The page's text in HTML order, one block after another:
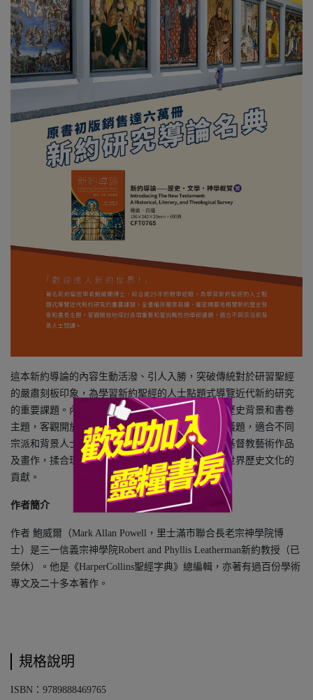
這本新約導論的內容生動活潑、引人入勝，突破傳統對於研習聖經
的嚴肅刻板印象，為學習新約聖經的人士點題式導覽近代新約研究
的重要課題。內容簡潔易讀，嚴密精要地概覽新約歷史背景和書卷
主題，客觀開放地探討各項重要和富挑戰性的學術議題，適合不同
宗派和背景人士閱讀。全書更綴以大量古今中外的基督教藝術作品
及畫作，揉合理性與美學，具體展示出新約聖經對世界歷史文化的
貢獻。
作者簡介
作者 鮑威爾（Mark Allan Powell，里士滿市聯合長老宗神學院博
士）是三一信義宗神學院Robert and Phyllis Leatherman新約教授（已
榮休）。他是《HarperCollins聖經字典》總編輯，亦著有過百份學術
專文及二十多本著作。
規格說明
ISBN：9789888469765